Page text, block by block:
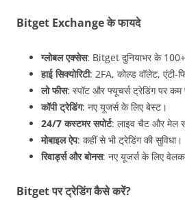
Bitget Exchange के फायदे
ग्लोबल एक्सेस: Bitget दुनियाभर के
हाई सिक्योरिटी: 2FA, कोल्ड वॉलेट, एंटी-
लो फीस: स्पॉट और फ्यूचर्स ट्रेडिंग पर कम
कॉपी ट्रेडिंग: नए यूजर्स के लिए बेस्ट।
24/7 कस्टमर सपोर्ट: लाइव चैट और मेल
मोबाइल ऐप: कहीं से भी ट्रेडिंग की सुविधा।
रिवार्ड्स और बोनस: नए यूजर्स के लिए
Bitget पर ट्रेडिंग कैसे करें?